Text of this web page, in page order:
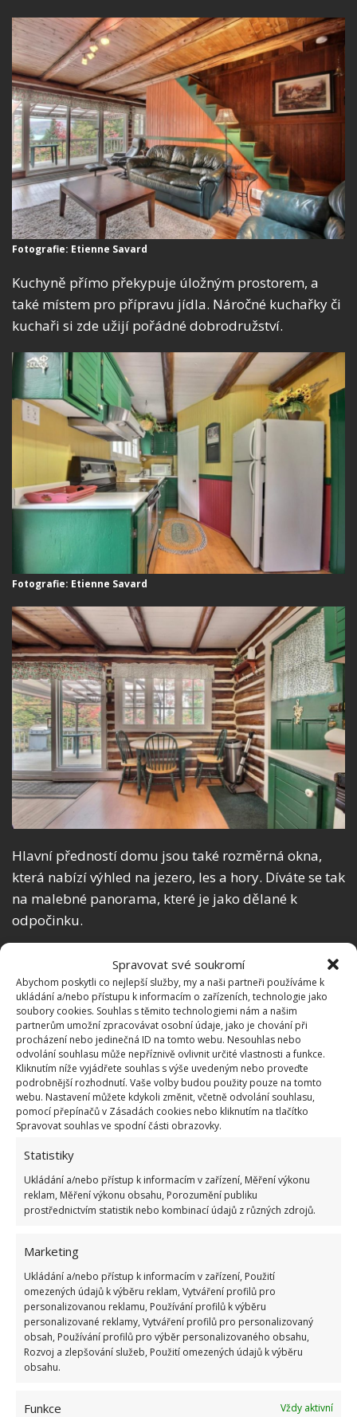
Spravovat své soukromí
Abychom poskytli co nejlepší služby, my a naši partneři používáme k
ukládání a/nebo přístupu k informacím o zařízeních, technologie jako
soubory cookies. Souhlas s těmito technologiemi nám a našim
partnerům umožní zpracovávat osobní údaje, jako je chování při
procházení nebo jedinečná ID na tomto webu. Nesouhlas nebo
odvolání souhlasu může nepříznivě ovlivnit určité vlastnosti a funkce.
Kliknutím níže vyjádřete souhlas s výše uvedeným nebo proveďte
podrobnější rozhodnutí. Vaše volby budou použity pouze na tomto
webu. Nastavení můžete kdykoli změnit, včetně odvolání souhlasu,
pomocí přepínačů v Zásadách cookies nebo kliknutím na tlačítko
Spravovat souhlas ve spodní části obrazovky.
Statistiky
Ukládání a/nebo přístup k informacím v zařízení, Měření výkonu
reklam, Měření výkonu obsahu, Porozumění publiku
prostřednictvím statistik nebo kombinací údajů z různých zdrojů.
Marketing
Ukládání a/nebo přístup k informacím v zařízení, Použití
omezených údajů k výběru reklam, Vytváření profilů pro
personalizovanou reklamu, Používání profilů k výběru
personalizované reklamy, Vytváření profilů pro personalizovaný
obsah, Používání profilů pro výběr personalizovaného obsahu,
Rozvoj a zlepšování služeb, Použití omezených údajů k výběru
obsahu.
Funkce
Vždy aktivní
Fotografie: Etienne Savard
Kuchyně přímo překypuje úložným prostorem, a
také místem pro přípravu jídla. Náročné kuchařky či
kuchaři si zde užijí pořádné dobrodružství.
Fotografie: Etienne Savard
Hlavní předností domu jsou také rozměrná okna,
která nabízí výhled na jezero, les a hory. Díváte se tak
na malebné panorama, které je jako dělané k
odpočinku.
Fotografie: Etienne Savard
Jakmile vystoupáte po schodech, dostanete se do
několik ložnic pro obyvatele domu, ale také pro
hosty. Rustikální podoba nábytku a celého prostoru
je ideální ke spánku, relaxuj i odpočinku.